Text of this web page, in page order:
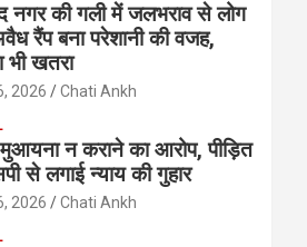
नगर की गली में जलभराव से लोग
रैंप बना परेशानी की वजह,
खतरा
2026 Chati Ankh
मुआयना न कराने का आरोप, पीड़ित
से लगाई न्याय की गुहार
2026 Chati Ankh